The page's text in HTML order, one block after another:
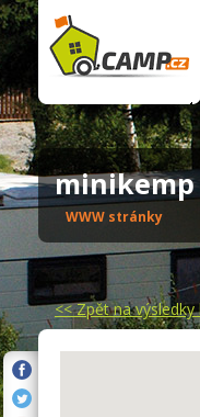
minikemp
WWW stránky
<<Zpět na výsledky